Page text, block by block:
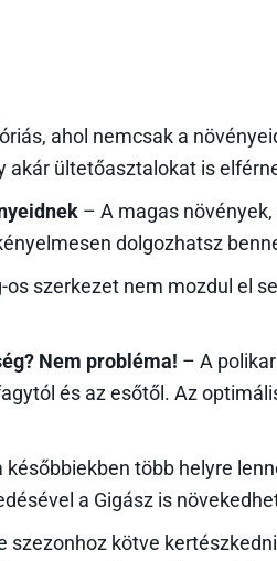
ahol nemcsak a
akár ültetőasztalokat is
– A magas
dolgozhatsz
os szerkezet nem mozdul el
Nem probléma! – A
és az esőtől. Az
későbbiekben több helyre
a Gigász is
szezonhoz kötve